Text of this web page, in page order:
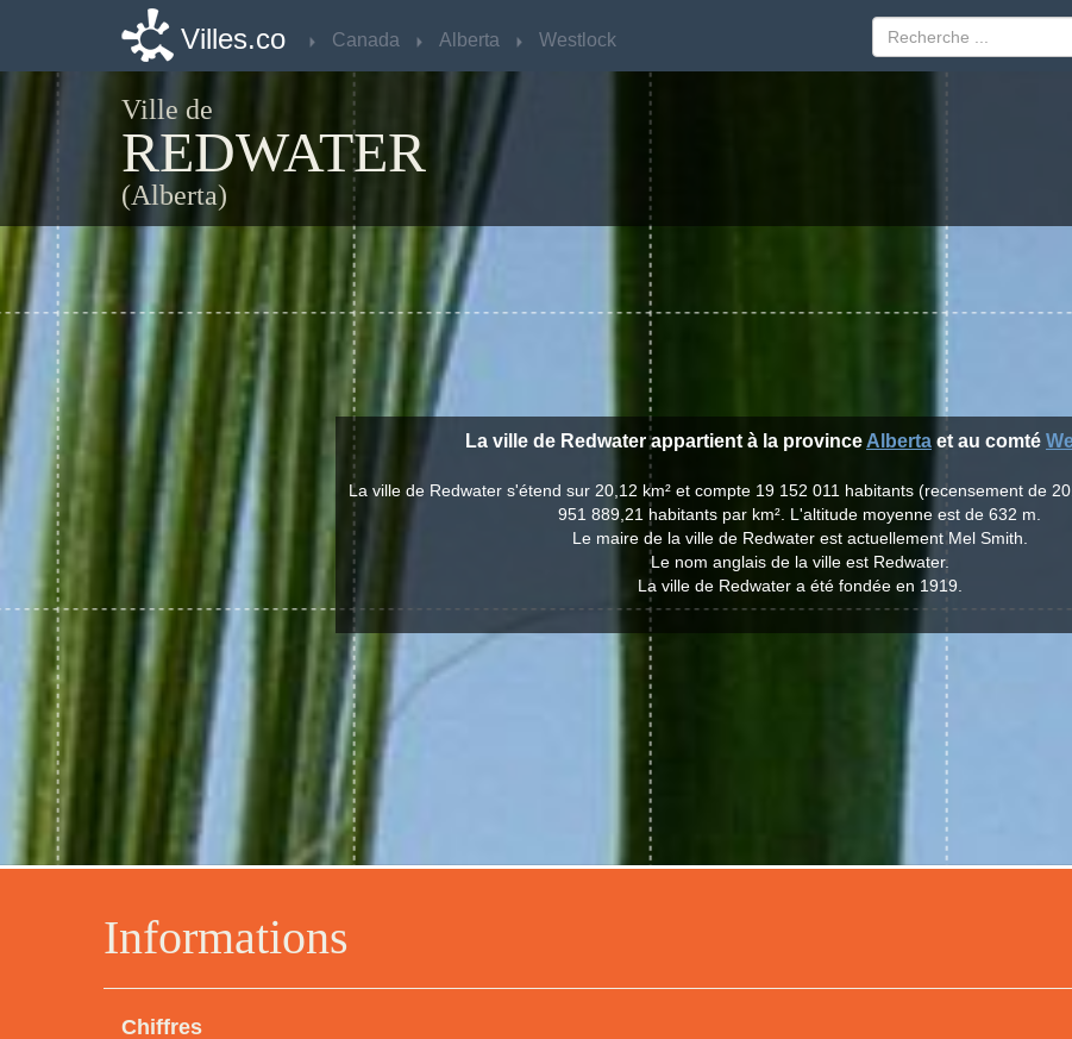
Villes.co Canada Alberta Westlock
Ville de
REDWATER
(Alberta)
Informations
Chiffres
La ville de Redwater appartient à la province Alberta et au comté
La ville de Redwater s'étend sur 20,12 km² et compte 19 152 011 habitants (recensement de
951 889,21 habitants par km². L'altitude moyenne est de 632 m.
Le maire de la ville de Redwater est actuellement Mel Smith.
Le nom anglais de la ville est Redwater.
La ville de Redwater a été fondée en 1919.
Villes.co Canada Alberta Westlock